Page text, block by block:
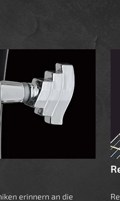
erinnern an die